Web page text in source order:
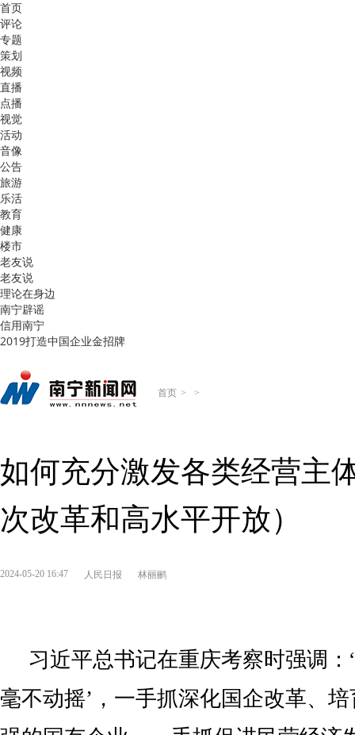
首页
评论
专题
策划
视频
直播
点播
视觉
活动
音像
公告
旅游
乐活
教育
健康
楼市
老友说
老友说
理论在身边
南宁辟谣
信用南宁
2019打造中国企业金招牌
首页 > >
如何充分激发各类经营主
次改革和高水平开放）
2024-05-20 16:47 人民日报 林丽鹂
习近平总书记在重庆考察时强调：
毫不动摇’，一手抓深化国企改革、